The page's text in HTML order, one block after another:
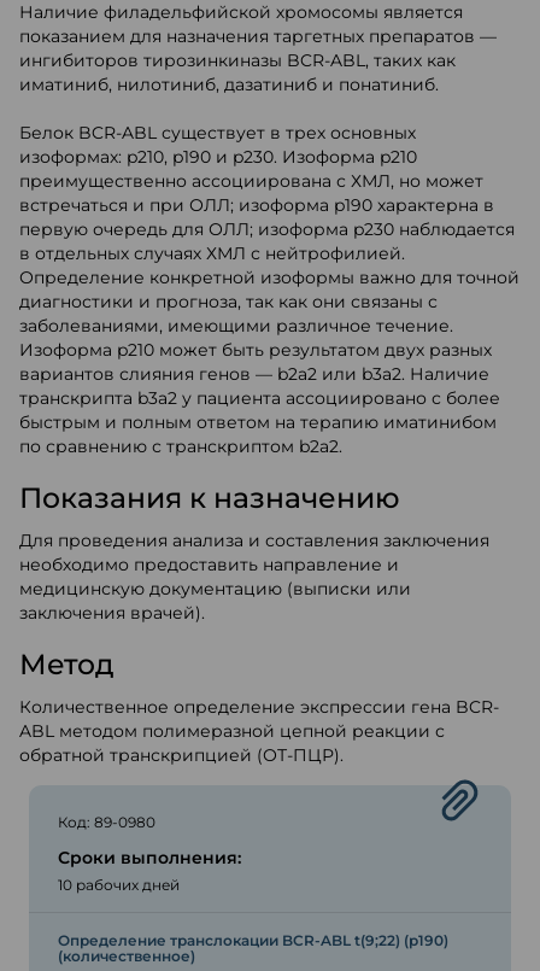
Наличие филадельфийской хромосомы является
показанием для назначения таргетных препаратов —
ингибиторов тирозинкиназы BCR-ABL, таких как
иматиниб, нилотиниб, дазатиниб и понатиниб.
Белок BCR-ABL существует в трех основных
изоформах: p210, p190 и p230. Изоформа p210
преимущественно ассоциирована с ХМЛ, но может
встречаться и при ОЛЛ; изоформа p190 характерна в
первую очередь для ОЛЛ; изоформа p230 наблюдается
в отдельных случаях ХМЛ с нейтрофилией.
Определение конкретной изоформы важно для точной
диагностики и прогноза, так как они связаны с
заболеваниями, имеющими различное течение.
Изоформа p210 может быть результатом двух разных
вариантов слияния генов — b2a2 или b3a2. Наличие
транскрипта b3a2 у пациента ассоциировано с более
быстрым и полным ответом на терапию иматинибом
по сравнению с транскриптом b2a2.
Показания к назначению
Для проведения анализа и составления заключения
необходимо предоставить направление и
медицинскую документацию (выписки или
заключения врачей).
Метод
Количественное определение экспрессии гена BCR-
ABL методом полимеразной цепной реакции с
обратной транскрипцией (ОТ-ПЦР).
Код: 89-0980
Сроки выполнения:
10 рабочих дней
Определение транслокации BCR-ABL t(9;22) (р190)
(количественное)